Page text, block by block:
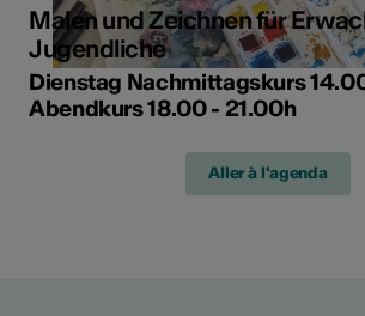
Malen und Zeichnen für
Jugendliche
Dienstag Nachmittagskurs
Abendkurs 18.00 - 21.00h
Aller à l'agenda